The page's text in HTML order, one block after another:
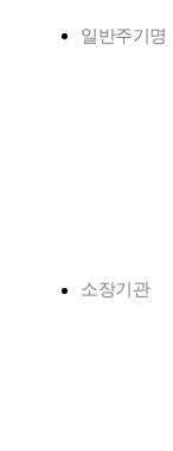
일반주기명
소장기관